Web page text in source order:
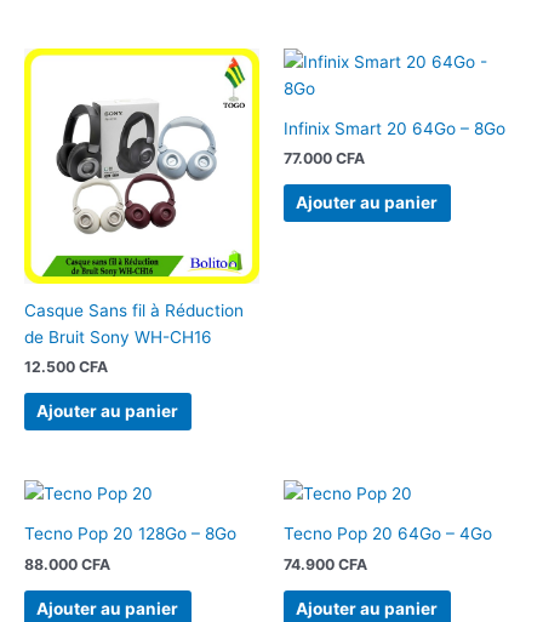
Casque Sans fil à Réduction
de Bruit Sony WH-CH16
12.500 CFA
Ajouter au panier
Infinix Smart 20 64Go – 8Go
77.000 CFA
Ajouter au panier
Tecno Pop 20 128Go – 8Go
88.000 CFA
Ajouter au panier
Tecno Pop 20 64Go – 4Go
74.900 CFA
Ajouter au panier